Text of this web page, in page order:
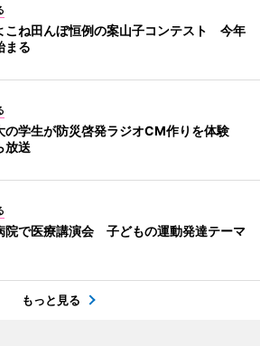
こね田んぼ恒例の案山子コンテスト 今年
まる
の学生が防災啓発ラジオCM作りを体験
放送
院で医療講演会 子どもの運動発達テーマ
もっと見る